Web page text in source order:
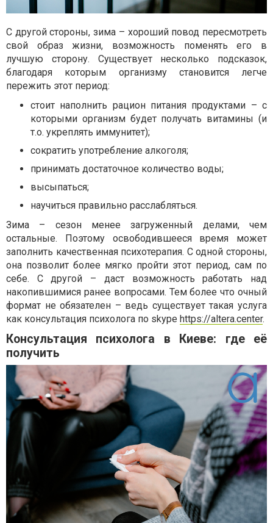
С другой стороны, зима – хороший повод пересмотреть
свой образ жизни, возможность поменять его в
лучшую сторону. Существует несколько подсказок,
благодаря которым организму становится легче
пережить этот период:
стоит наполнить рацион питания продуктами – с
которыми организм будет получать витамины (и
т.о. укреплять иммунитет);
сократить употребление алкоголя;
принимать достаточное количество воды;
высыпаться;
научиться правильно расслабляться.
Зима – сезон менее загруженный делами, чем
остальные. Поэтому освободившееся время может
заполнить качественная психотерапия. С одной стороны,
она позволит более мягко пройти этот период, сам по
себе. С другой – даст возможность работать над
накопившимися ранее вопросами. Тем более что очный
формат не обязателен – ведь существует такая услуга
как консультация психолога по skype https://altera.center.
Консультация психолога в Киеве: где её
получить